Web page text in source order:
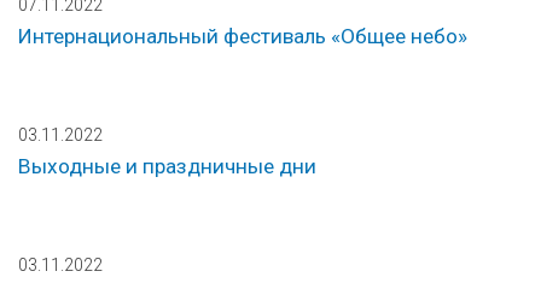
07.11.2022
Интернациональный фестиваль «Общее небо»
03.11.2022
Выходные и праздничные дни
03.11.2022